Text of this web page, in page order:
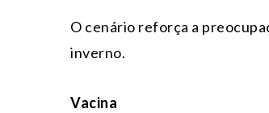
O cenário reforça a
inverno.
Vacina